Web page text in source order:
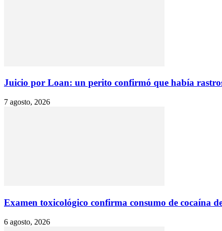
Juicio por Loan: un perito confirmó que había
7 agosto, 2026
Examen toxicológico confirma consumo de cocaína
6 agosto, 2026